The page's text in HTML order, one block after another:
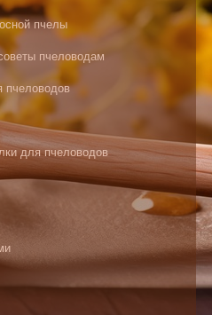
пчелы
пчеловодам
пчеловодов
для пчеловодов